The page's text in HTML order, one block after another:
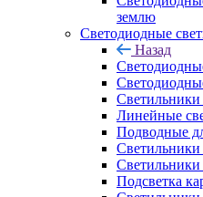
землю
Светодиодные
Назад
Светильники
Линейные
Подводные
Светильники
Подсветка